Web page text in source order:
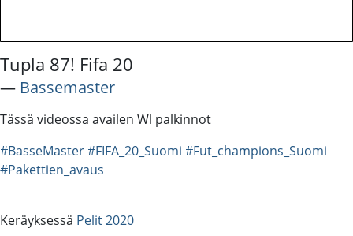
Tupla 87! Fifa 20
― Bassemaster
Tässä videossa availen Wl palkinnot
#BasseMaster#FIFA_20_Suomi #Fut_champions_Suomi
#Pakettien_avaus
Keräyksessä Pelit 2020